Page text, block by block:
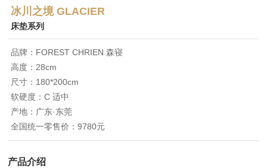
冰川之境 GLACIER
床垫系列
品牌：FOREST CHRIEN 森寝
高度：28cm
尺寸：180*200cm
软硬度：C 适中
产地：广东·东莞
全国统一零售价：9780元
产品介绍